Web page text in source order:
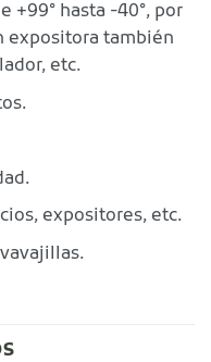
+99° hasta -40°, por
expositora también
etc.
expositores, etc.